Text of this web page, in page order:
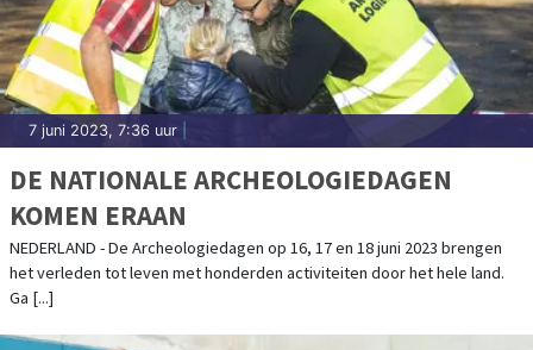
7 juni 2023, 7:36 uur
DE NATIONALE ARCHEOLOGIEDAGEN
KOMEN ERAAN
NEDERLAND - De Archeologiedagen op 16, 17 en 18 juni 2023 brengen
het verleden tot leven met honderden activiteiten door het hele land.
Ga [...]